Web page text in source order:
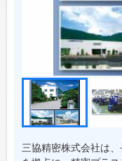
三協精密株式会社は